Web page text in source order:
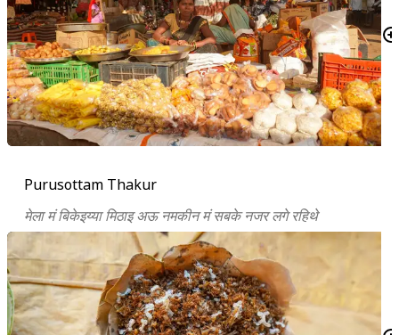
Purusottam Thakur
मेला मं बिकेइय्या मिठाइ अऊ नमकीन मं सबके नजर लगे रहिथे